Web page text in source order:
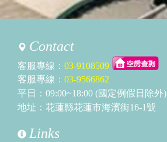
Contact
客服專線： 03-9108509
客服專線： 03-9566862
平日：09:00~18:00 (國定例假日除外)
地址：花蓮縣花蓮市海濱街16-1號
Links